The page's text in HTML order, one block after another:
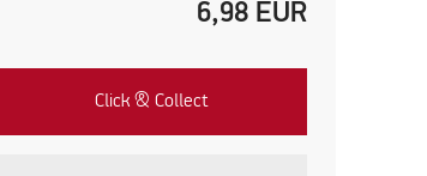
6,98 EUR
Click & Collect